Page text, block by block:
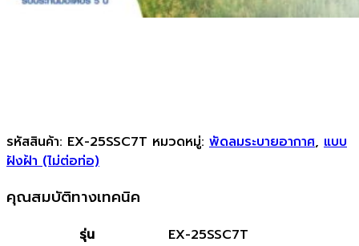
รหัสสินค้า: EX-25SSC7T หมวดหมู่: พัดลมระบายอากาศ, แบบ
ฝังฝ้า (ไม่ต่อท่อ)
คุณสมบัติทางเทคนิค
รุ่น
EX-25SSC7T